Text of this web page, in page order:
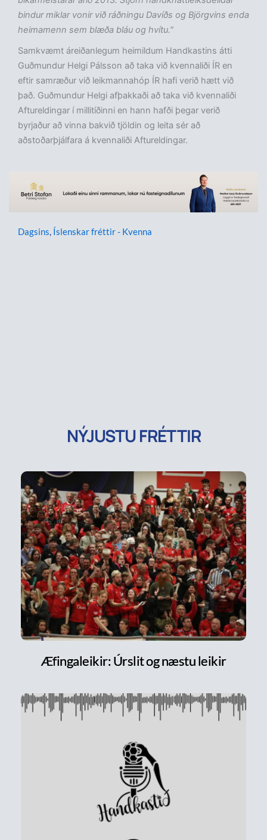
bindur miklar vonir við ráðningu Davíðs og Björgvins enda
heimamenn sem blæða bláu og hvítu."
Samkvæmt áreiðanlegum heimildum Handkastins átti
Guðmundur Helgi Pálsson að taka við kvennaliði ÍR en
eftir samræður við leikmannahóp ÍR hafi verið hætt við
það. Guðmundur Helgi afþakkaði að taka við kvennaliði
Aftureldingar í millitíðinni en hann hafði þegar verið
byrjaður að vinna bakvið tjöldin og leita sér að
aðstoðarþjálfara á kvennaliði Aftureldingar.
Dagsins, Íslenskar fréttir - Kvenna
NÝJUSTU FRÉTTIR
Æfingaleikir: Úrslit og næstu leikir